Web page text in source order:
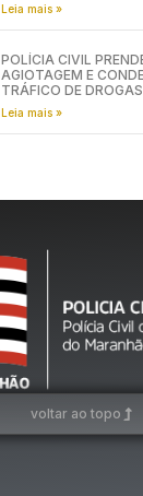
Leia mais »
POLÍCIA CIVIL
AGIOTAGEM E
TRÁFICO DE
Leia mais »
voltar ao topo